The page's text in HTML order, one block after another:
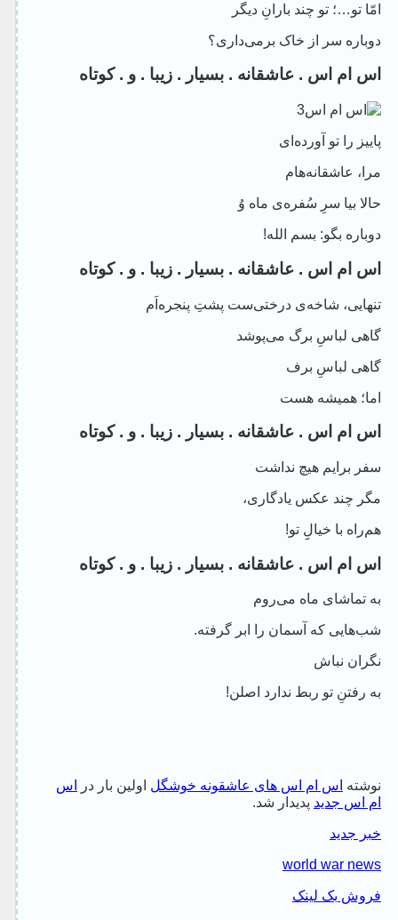
امّا تو…؛ تو چند بارانِ دیگر
دوباره سر از خاک برمی‌داری؟
اس ام اس . عاشقانه . بسیار . زیبا . و . کوتاه
پاییز را تو آورده‌ای
مرا، عاشقانه‌هام
حالا بیا سرِ سُفره‌ی ماه وُ
دوباره بگو: بسم الله!
اس ام اس . عاشقانه . بسیار . زیبا . و . کوتاه
تنهایی، شاخه‌ی درختی‌ست پشتِ پنجره‌اَم
گاهی لباسِ برگ می‌پوشد
گاهی لباسِ برف
اما؛ همیشه هست
اس ام اس . عاشقانه . بسیار . زیبا . و . کوتاه
سفر برایم هیچ نداشت
مگر چند عکس یادگاری،
هم‌راه با خیالِِ تو!
اس ام اس . عاشقانه . بسیار . زیبا . و . کوتاه
به تماشای ماه می‌روم
شب‌هایی که آسمان را ابر گرفته.
نگران نباش
به رفتنِ تو ربط ندارد اصلن!
نوشته اس ام اس های عاشقونه خوشگل اولین بار در
اس
ام اس جدید پدیدار شد.
خبر جدید
world war news
فروش بک لینک